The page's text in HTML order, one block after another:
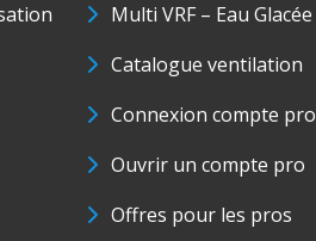
Multi VRF – Eau Glacée
Catalogue ventilation
Connexion compte pro
Ouvrir un compte pro
Offres pour les pros